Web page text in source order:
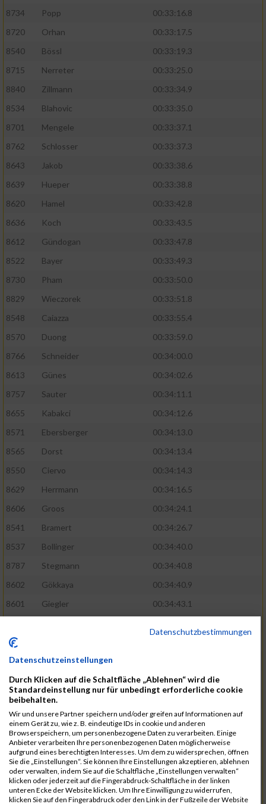
8734
Popp
00:33:16.8
8720
Orhan
00:33:17.5
8540
Bössl
00:33:19.3
8715
Nerreter
00:33:25.0
8840
Zillmann
00:33:34.9
8534
Blahovic
00:33:35.0
8701
Mengele
00:33:37.1
8762
Schlosser
00:33:37.3
8643
Jakob
00:33:38.6
8639
Hueper
00:33:38.8
8620
Hamel
00:33:42.8
8636
Koch
00:33:43.5
8612
Gündogan
00:33:47.8
8522
Bayer
00:33:49.3
8730
Pham
00:33:50.0
8829
Wieczorek
00:33:51.8
8548
Caiazza
00:33:55.4
8570
Duong
00:33:59.0
8766
Schneider
00:34:00.0
8613
Günes
00:34:02.6
8757
Sauter
00:34:11.1
8655
Kabakci
00:34:12.6
8571
Ebersberger
00:34:13.0
8565
Dorst
00:34:13.4
8550
Ciervo
00:34:14.3
8629
Herrmann
00:34:16.5
8606
Groos
00:34:24.1
8541
Bramert
00:34:26.7
8537
Bollinger
00:34:40.0
8787
Stegmann
00:34:40.8
8602
Gökkaya
00:34:40.9
8601
Giegler
00:34:43.1
8758
8514
Anhalt
8789
Steines
00:35:12.5
8659
Klein
8614
Günther
00:35:29.8
8558
Dietl
00:35:35.5
8617
Haas
00:35:37.0
8769
Schuhmann
00:35:38.5
8826
Weitzer 00:35:44.0
Datenschutzbestimmungen
Datenschutzeinstellungen
Durch Klicken auf die Schaltfläche „Ablehnen“ wird die
Standardeinstellung nur für unbedingt erforderliche cookie
beibehalten.
Wir und unsere Partner speichern und/oder greifen auf Informationen auf
einem Gerät zu, wie z. B. eindeutige IDs in cookie und anderen
Browserspeichern, um personenbezogene Daten zu verarbeiten. Einige
Anbieter verarbeiten Ihre personenbezogenen Daten möglicherweise
aufgrund eines berechtigten Interesses. Um dem zu widersprechen, öffnen
Sie die „Einstellungen“. Sie können Ihre Einstellungen akzeptieren, ablehnen
oder verwalten, indem Sie auf die Schaltfläche „Einstellungen verwalten“
klicken oder jederzeit auf die Fingerabdruck-Schaltfläche in der linken
unteren Ecke der Website klicken. Um Ihre Einwilligung zu widerrufen,
klicken Sie auf den Fingerabdruck oder den Link in der Fußzeile der Website